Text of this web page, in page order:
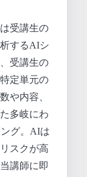
受講生の
するAIシ
受講生の
定単元の
や内容、
多岐にわ
グ。AIは
スクが高
講師に即